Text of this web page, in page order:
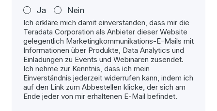
Ja Nein
Ich erkläre mich damit einverstanden, dass mir die
Teradata Corporation als Anbieter dieser Website
gelegentlich Marketingkommunikations-E-Mails mit
Informationen über Produkte, Data Analytics und
Einladungen zu Events und Webinaren zusendet.
Ich nehme zur Kenntnis, dass ich mein
Einverständnis jederzeit widerrufen kann, indem ich
auf den Link zum Abbestellen klicke, der sich am
Ende jeder von mir erhaltenen E-Mail befindet.